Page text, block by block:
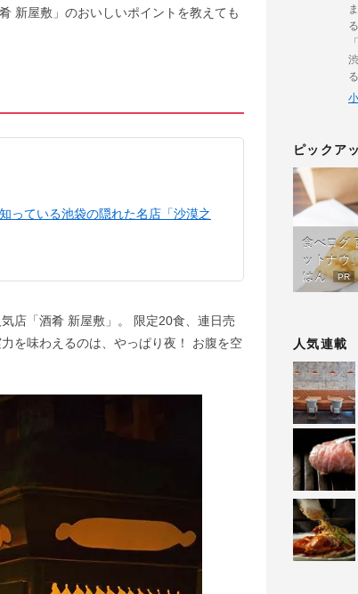
新屋敷」のおいしいポイントを教えても
っている池袋の隠れた名店「沙漠之
店「酒肴 新屋敷」。 限定20食、連日売
を味わえるのは、やっぱり夜！ お腹を空
る
ピックア
食べログ
ットナウ
はん
PR
人気連載